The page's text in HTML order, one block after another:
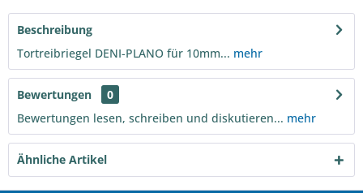
Beschreibung
Tortreibriegel DENI-PLANO für 10mm... mehr
Bewertungen
0
Bewertungen lesen, schreiben und diskutieren... mehr
Ähnliche Artikel